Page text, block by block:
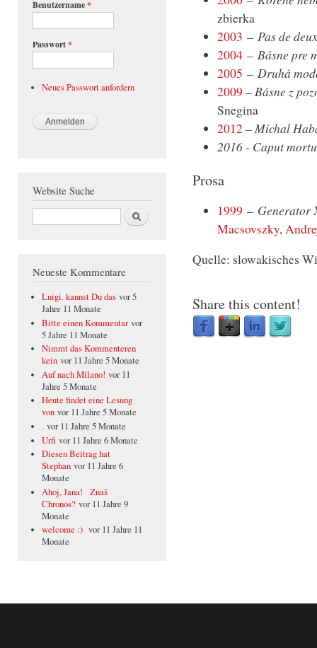
Benutzername*
Passwort*
Neues Passwort anfordern
Website Suche
Suche
Neueste Kommentare
Luigi. kannst Du das vor 5
Jahre 11 Monate
Bitte einen Kommentar vor
5 Jahre 11 Monate
Nimmt das Kommenteren
kein vor 11 Jahre 5 Monate
Auf nach Milano! vor 11
Jahre 5 Monate
Heute findet eine Lesung
von vor 11 Jahre 5 Monate
. vor 11 Jahre 5 Monate
Urfi vor 11 Jahre 6 Monate
Diesen Beitrag hat
Stephan vor 11 Jahre 6
Monate
Ahoj, Jana! Znaš
Chronos? vor 11 Jahre 9
Monate
welcome :) vor 11 Jahre 11
Monate
zbierka
2003 – Pas de deux
2004 – Básne pre
2005 – Druhá
2009 –Básne z
Snegina
2012–Michal
2016 - Caput
Prosa
1999 – Generator
Macsovszky,
Quelle: slowakisches
Share this content!